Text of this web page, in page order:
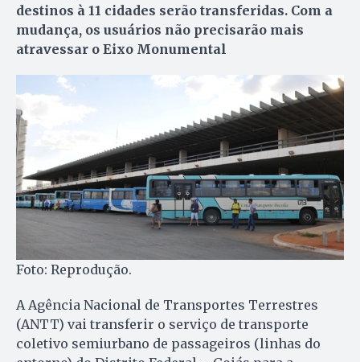
destinos à 11 cidades serão transferidas. Com a
mudança, os usuários não precisarão mais
atravessar o Eixo Monumental
Foto: Reprodução.
A Agência Nacional de Transportes Terrestres
(ANTT) vai transferir o serviço de transporte
coletivo semiurbano de passageiros (linhas do